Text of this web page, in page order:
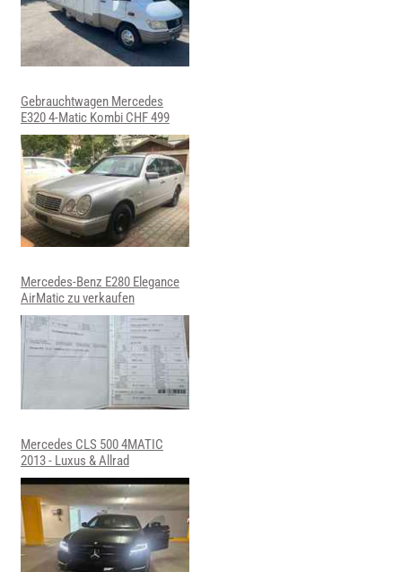
Gebrauchtwagen Mercedes
E320 4-Matic Kombi CHF 499
Mercedes-Benz E280 Elegance
AirMatic zu verkaufen
Mercedes CLS 500 4MATIC
2013 - Luxus & Allrad